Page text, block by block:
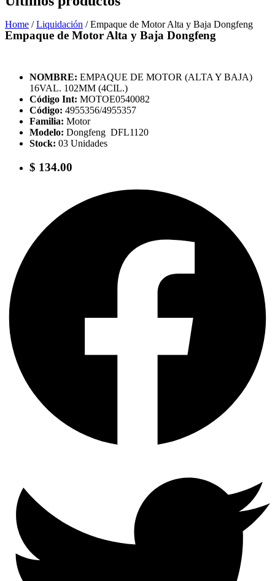
Home /Liquidación / Empaque de Motor Alta y Baja Dongfeng
Empaque de Motor Alta y Baja Dongfeng
NOMBRE: EMPAQUE DE MOTOR (ALTA Y BAJA)
16VAL. 102MM (4CIL.)
Código Int: MOTOE0540082
Código: 4955356/4955357
Familia: Motor
Modelo: Dongfeng DFL1120
Stock: 03 Unidades
$ 134.00